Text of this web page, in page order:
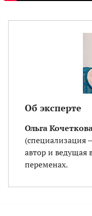
Об эксперте
Ольга
(специализация
автор и ведущая
переменах.